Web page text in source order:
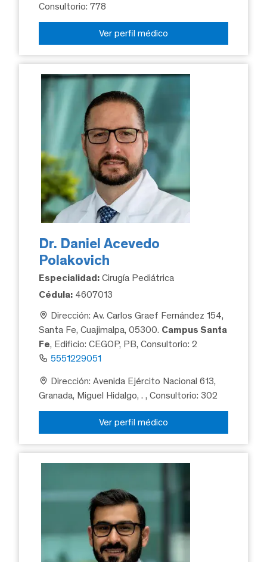
Consultorio: 778
Ver perfil médico
Dr. Daniel Acevedo
Polakovich
Especialidad: Cirugía Pediátrica
Cédula: 4607013
Dirección: Av. Carlos Graef Fernández 154,
Santa Fe, Cuajimalpa, 05300. Campus Santa
Fe, Edificio: CEGOP, PB, Consultorio: 2
5551229051
Dirección: Avenida Ejército Nacional 613,
Granada, Miguel Hidalgo, ., Consultorio: 302
Ver perfil médico